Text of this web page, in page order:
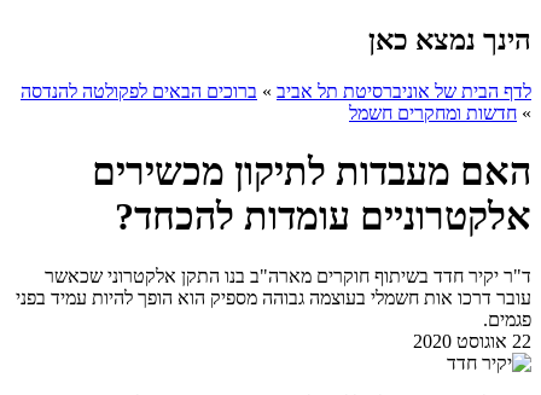
הינך נמצא כאן
לדף הבית של אוניברסיטת תל אביב » ברוכים הבאים לפקולטה להנדסה
» חדשות ומחקרים חשמל
האם מעבדות לתיקון מכשירים
אלקטרוניים עומדות להכחד?
ד"ר יקיר חדד בשיתוף חוקרים מארה"ב בנו התקן אלקטרוני שכאשר
עובר דרכו אות חשמלי בעוצמה גבוהה מספיק הוא הופך להיות עמיד בפני
פגמים.
22 אוגוסט 2020